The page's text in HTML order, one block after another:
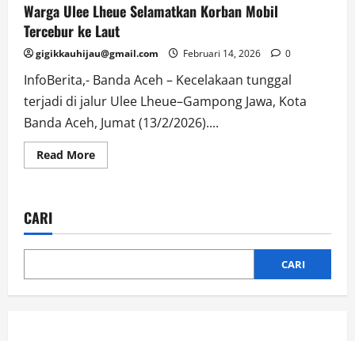
Warga Ulee Lheue Selamatkan Korban Mobil
Tercebur ke Laut
gigikkauhijau@gmail.com Februari 14, 2026 0
InfoBerita,- Banda Aceh – Kecelakaan tunggal
terjadi di jalur Ulee Lheue–Gampong Jawa, Kota
Banda Aceh, Jumat (13/2/2026)....
Read MoreRead
more
Korban
Tercebur
Laut
CARI
CARI